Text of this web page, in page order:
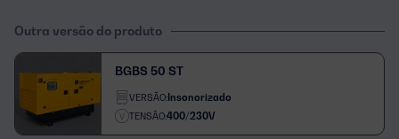
Outra versão do produto
BGBS 50 ST
VERSÃO:Insonorizado
TENSÃO:400/230V